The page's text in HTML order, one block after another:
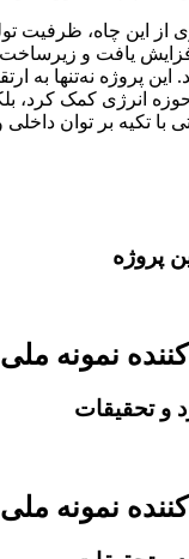
از این چاه، ظرفیت
یافت و
پروژه نه‌تنها به
حوزه انرژی کمک کرد،
با تکیه بر توان داخلی
پروژه
نمونه ملی
و تحقیقات
نمونه ملی